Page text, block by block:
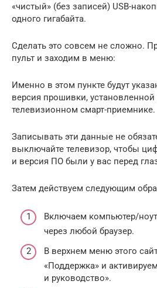
«чистый» (без записей) USB-
одного гигабайта.
Сделать это совсем не сложно.
пульт и заходим в меню:
Именно в этом пункте будут
версия прошивки,
телевизионном смарт-приемнике.
Записывать эти данные не
выключайте телевизор, чтобы
и версия ПО были у вас перед
Затем действуем следующим
Включаем компьютер/
через любой браузер.
В верхнем меню этого
«Поддержка» и
и руководство».